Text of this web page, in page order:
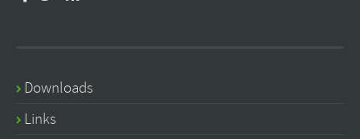
Downloads
Links